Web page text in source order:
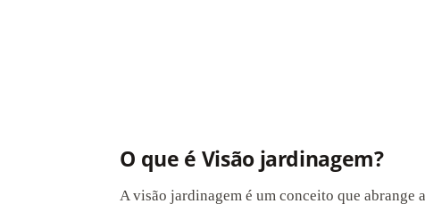
O que é Visão jardinagem?
A visão jardinagem é um conceito que